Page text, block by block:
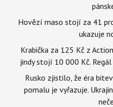
Hovězí maso stojí za 41
ukazuje
Krabička za 125 Kč z
jindy stojí 10 000 Kč.
Rusko zjistilo, že éra
pomalu je vyřazuje.